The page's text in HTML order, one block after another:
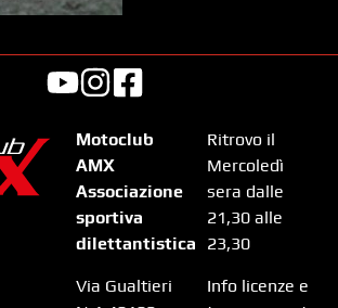
Motoclub
AMX
Associazione
sportiva
dilettantistica
Via Gualtieri
Ritrovo il
Mercoledì
sera dalle
21,30 alle
23,30
Info licenze e